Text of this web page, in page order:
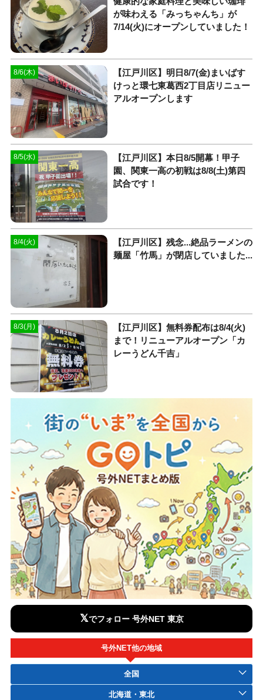
が味わえる「みっちゃんち」が
7/14(火)にオープンしていました！
8/6(木)
【江戸川区】明日8/7(金)まいばす
けっと環七東葛西2丁目店リニュー
アルオープンします
8/5(水)
【江戸川区】本日8/5開幕！甲子
園、関東一高の初戦は8/8(土)第四
試合です！
8/4(火)
【江戸川区】残念...絶品ラーメンの
麺屋「竹馬」が閉店していました...
8/3(月)
【江戸川区】無料券配布は8/4(火)
まで！リニューアルオープン「カ
レーうどん千吉」
𝕏でフォロー 号外NET 東京
号外NET他の地域
全国
北海道・東北